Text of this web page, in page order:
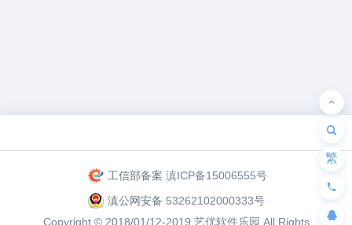
工信部备案 滇ICP备15006555号
滇公网安备 53262102000333号
Copyright © 2018/01/12-2019 艺优软件乐园 All Rights
繁